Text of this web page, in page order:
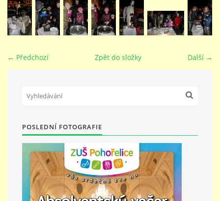
VIDEA - FILMOVÁ TVORBA
DOKUMENTY / KE STAŽENÍ
KURZY
KONTAKTY
PŘÍMĚSTSKÝ TÁBOR
MISS VÝTVARNÝ MODEL
← Předchozí Další →
Zpět do složky
POSLEDNÍ FOTOGRAFIE